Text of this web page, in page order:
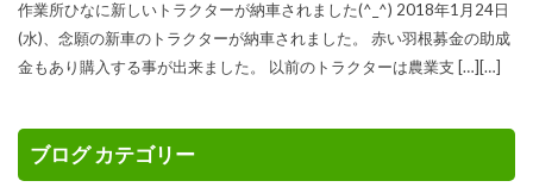
作業所ひなに新しいトラクターが納車されました(^_^) 2018年1月24日
(水)、念願の新車のトラクターが納車されました。 赤い羽根募金の助成
金もあり購入する事が出来ました。 以前のトラクターは農業支 […][…]
ブログ カテゴリー